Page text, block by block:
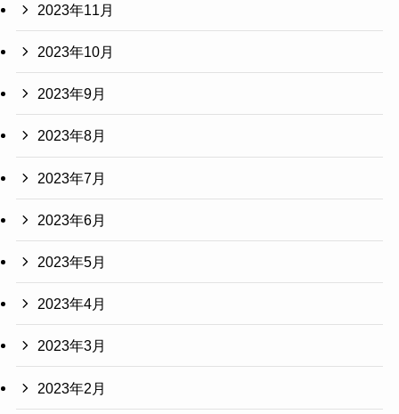
2023年11月
2023年10月
2023年9月
2023年8月
2023年7月
2023年6月
2023年5月
2023年4月
2023年3月
2023年2月